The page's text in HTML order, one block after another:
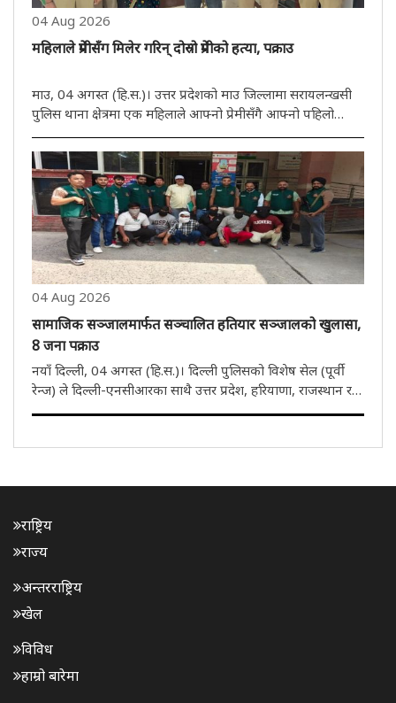
04 Aug 2026
महिलाले प्रेमीसँग मिलेर गरिन् दोस्रो प्रेमीको हत्या, पक्राउ
माउ, 04 अगस्त (हि.स.)। उत्तर प्रदेशको माउ जिल्लामा सरायलन्खसी
पुलिस थाना क्षेत्रमा एक महिलाले आफ्नो प्रेमीसँगै आफ्नो पहिलो
प्रेमीको हत्या गराएकी छिन्। मङ्गलबार घटनाको खुलासा गर्दै पुलिसले
अभियुक्त महिला र एक युवकलाई पक्राउ गरेको छ। महिलाको प्रेमी ..
04 Aug 2026
सामाजिक सञ्जालमार्फत सञ्चालित हतियार सञ्जालको खुलासा,
8 जना पक्राउ
नयाँ दिल्ली, 04 अगस्त (हि.स.)। दिल्ली पुलिसको विशेष सेल (पूर्वी
रेन्ज) ले दिल्ली-एनसीआरका साथै उत्तर प्रदेश, हरियाणा, राजस्थान र
पञ्जाबमा अवैध हतियार आपूर्ति गर्ने अन्तर्राज्यीय गिरोहको पर्दाफास
राष्ट्रिय
राज्य
अन्तरराष्ट्रिय
खेल
विविध
हाम्रो बारेमा